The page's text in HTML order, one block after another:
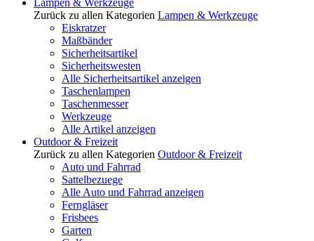
Lampen & Werkzeuge
Zurück zu allen Kategorien Lampen & Werkzeuge
Eiskratzer
Maßbänder
Sicherheitsartikel
Sicherheitswesten
Alle Sicherheitsartikel anzeigen
Taschenlampen
Taschenmesser
Werkzeuge
Alle Artikel anzeigen
Outdoor & Freizeit
Zurück zu allen Kategorien Outdoor & Freizeit
Auto und Fahrrad
Sattelbezuege
Alle Auto und Fahrrad anzeigen
Ferngläser
Frisbees
Garten